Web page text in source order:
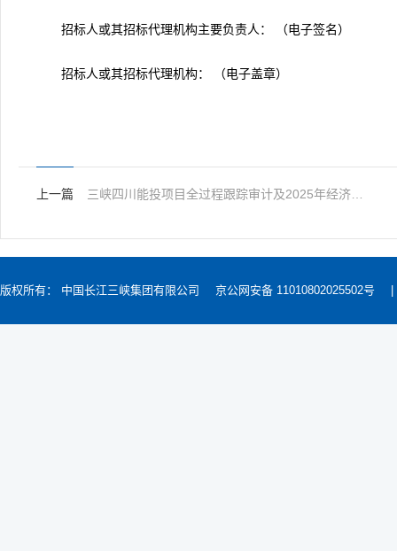
招标人或其招标代理机构主要负责人： （电子签名）
招标人或其招标代理机构： （电子盖章）
上一篇
版权所有： 中国长江三峡集团有限公司 京公网安备 11010802025502号